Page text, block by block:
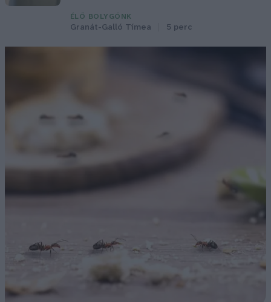
ÉLŐ BOLYGÓNK
Granát-Galló Tímea 5 perc